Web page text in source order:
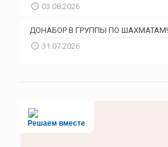
03.08.2026
ДОНАБОР В ГРУППЫ ПО ШАХМАТАМ!
31.07.2026
Решаем вместе